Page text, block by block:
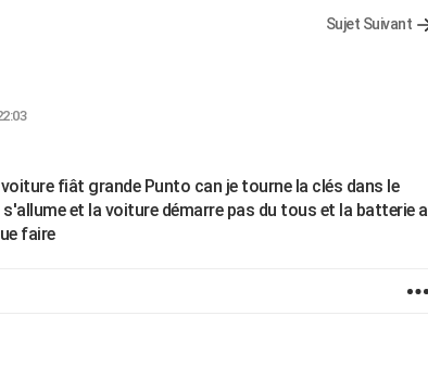
Sujet Suivant
fiât grande Punto can je tourne la clés dans le
et la voiture démarre pas du tous et la batterie a
faire